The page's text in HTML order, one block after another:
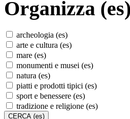
Organizza (es)
archeologia (es)
arte e cultura (es)
mare (es)
monumenti e musei (es)
natura (es)
piatti e prodotti tipici (es)
sport e benessere (es)
tradizione e religione (es)